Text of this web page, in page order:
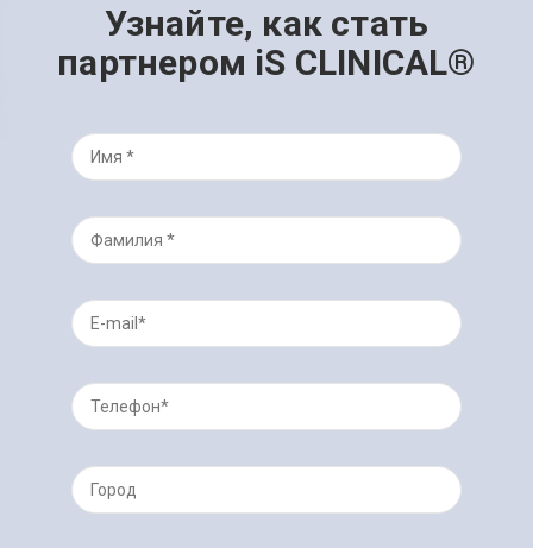
Узнайте, как стать
партнером iS CLINICAL®